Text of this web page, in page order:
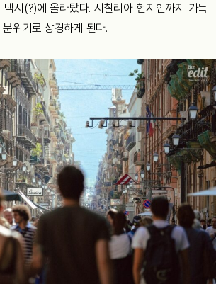
시(?)에 올라탔다. 시칠리아 현지인까지 가득
위기로 상경하게 된다.